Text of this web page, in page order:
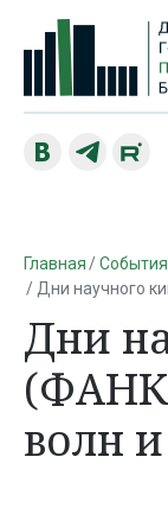
Главная События
Дни научного
Дни
волн